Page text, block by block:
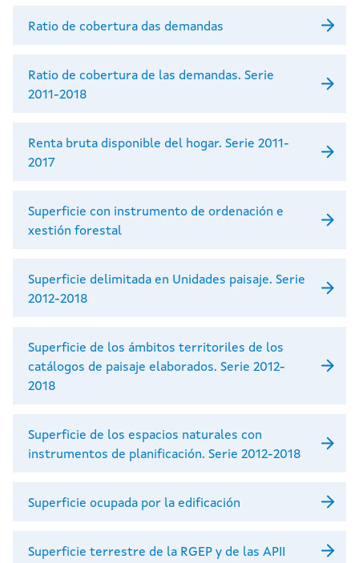
Ratio de cobertura das demandas
Ratio de cobertura de las demandas. Serie
2011-2018
Renta bruta disponible del hogar. Serie 2011-
2017
Superficie con instrumento de ordenación e
xestión forestal
Superficie delimitada en Unidades paisaje. Serie
2012-2018
Superficie de los ámbitos territoriles de los
catálogos de paisaje elaborados. Serie 2012-
2018
Superficie de los espacios naturales con
instrumentos de planificación. Serie 2012-2018
Superficie ocupada por la edificación
Superficie terrestre de la RGEP y de las APII